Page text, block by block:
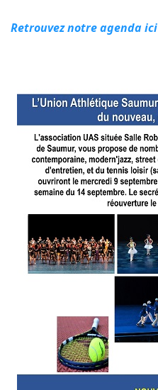
Retrouvez notre agenda ici